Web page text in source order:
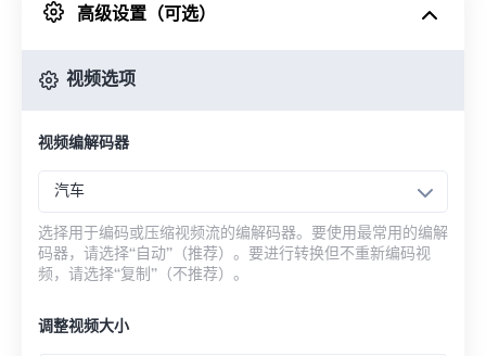
来自 Google Drive
高级设置（可选）
视频选项
视频编解码器
汽车
选择用于编码或压缩视频流的编解码器。要使用最常用的编解
码器，请选择“自动”（推荐）。要进行转换但不重新编码视
频，请选择“复制”（不推荐）。
调整视频大小